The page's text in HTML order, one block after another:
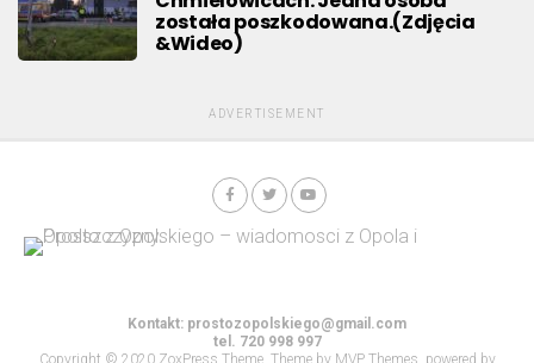
została poszkodowana.(Zdjęcia
&Wideo)
ADVERTISEMENT
Kontakt: prostozopolskiego@gmail.com
tel. 720 998 997
Copyright © 2020 ZoxPress Theme. Theme by MVP Themes, powered by